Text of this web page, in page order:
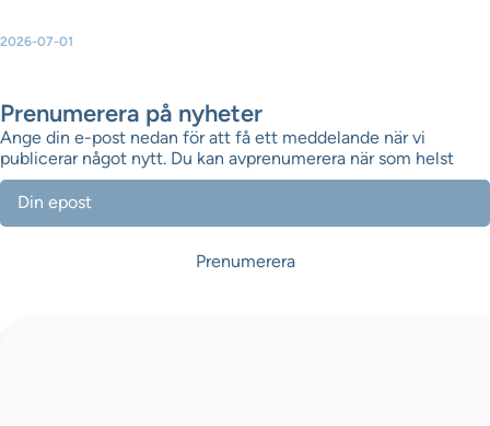
2026-07-01
Prenumerera på nyheter
Ange din e-post nedan för att få ett meddelande när vi
publicerar något nytt. Du kan avprenumerera när som helst